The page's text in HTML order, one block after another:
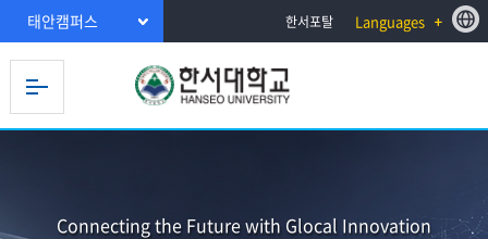
태안캠퍼스 한서포탈 Languages
Connecting the Future with Glocal Innovation